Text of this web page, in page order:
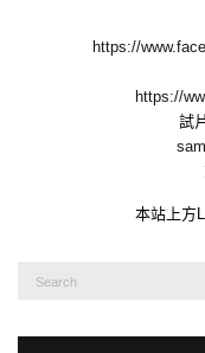
https://
https://
試
本站上方
Search